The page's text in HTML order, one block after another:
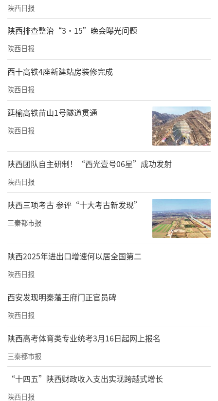
陕西日报
陕西排查整治“3·15”晚会曝光问题
陕西日报
西十高铁4座新建站房装修完成
陕西日报
延榆高铁苗山1号隧道贯通
陕西日报
陕西团队自主研制！“西光壹号06星”成功发射
陕西日报
陕西三项考古 参评“十大考古新发现”
三秦都市报
陕西2025年进出口增速何以居全国第二
陕西日报
西安发现明秦藩王府门正官员碑
陕西日报
陕西高考体育类专业统考3月16日起网上报名
三秦都市报
“十四五”陕西财政收入支出实现跨越式增长
陕西日报